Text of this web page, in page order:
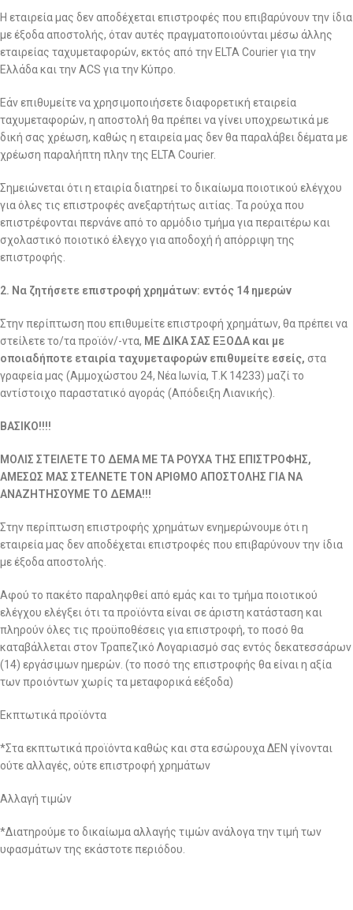
Η εταιρεία μας δεν αποδέχεται επιστροφές που επιβαρύνουν την ίδια
με έξοδα αποστολής, όταν αυτές πραγματοποιούνται μέσω άλλης
εταιρείας ταχυμεταφορών, εκτός από την ELTA Courier για την
Ελλάδα και την ACS για την Κύπρο.
Εάν επιθυμείτε να χρησιμοποιήσετε διαφορετική εταιρεία
ταχυμεταφορών, η αποστολή θα πρέπει να γίνει υποχρεωτικά με
δική σας χρέωση, καθώς η εταιρεία μας δεν θα παραλάβει δέματα με
χρέωση παραλήπτη πλην της ELTA Courier.
Σημειώνεται ότι η εταιρία διατηρεί το δικαίωμα ποιοτικού ελέγχου
για όλες τις επιστροφές ανεξαρτήτως αιτίας. Τα ρούχα που
επιστρέφονται περνάνε από το αρμόδιο τμήμα για περαιτέρω και
σχολαστικό ποιοτικό έλεγχο για αποδοχή ή απόρριψη της
επιστροφής.
2. Να ζητήσετε επιστροφή χρημάτων: εντός 14 ημερών
Στην περίπτωση που επιθυμείτε επιστροφή χρημάτων, θα πρέπει να
στείλετε το/τα προϊόν/-ντα, ΜΕ ΔΙΚΑ ΣΑΣ ΕΞΟΔΑ και με
οποιαδήποτε εταιρία ταχυμεταφορών επιθυμείτε εσείς, στα
γραφεία μας (Αμμοχώστου 24, Νέα Ιωνία, Τ.Κ 14233) μαζί το
αντίστοιχο παραστατικό αγοράς (Απόδειξη Λιανικής).
ΒΑΣΙΚΟ!!!!
ΜΟΛΙΣ ΣΤΕΙΛΕΤΕ ΤΟ ΔΕΜΑ ΜΕ ΤΑ ΡΟΥΧΑ ΤΗΣ ΕΠΙΣΤΡΟΦΗΣ,
ΑΜΕΣΩΣ ΜΑΣ ΣΤΕΛΝΕΤΕ ΤΟΝ ΑΡΙΘΜΟ ΑΠΟΣΤΟΛΗΣ ΓΙΑ ΝΑ
ΑΝΑΖΗΤΗΣΟΥΜΕ ΤΟ ΔΕΜΑ!!!
Στην περίπτωση επιστροφής χρημάτων ενημερώνουμε ότι η
εταιρεία μας δεν αποδέχεται επιστροφές που επιβαρύνουν την ίδια
με έξοδα αποστολής.
Αφού το πακέτο παραληφθεί από εμάς και το τμήμα ποιοτικού
ελέγχου ελέγξει ότι τα προϊόντα είναι σε άριστη κατάσταση και
πληρούν όλες τις προϋποθέσεις για επιστροφή, το ποσό θα
καταβάλλεται στον Τραπεζικό Λογαριασμό σας εντός δεκατεσσάρων
(14) εργάσιμων ημερών. (το ποσό της επιστροφής θα είναι η αξία
των προιόντων χωρίς τα μεταφορικά εέξοδα)
Εκπτωτικά προϊόντα
*Στα εκπτωτικά προϊόντα καθώς και στα εσώρουχα ΔΕΝ γίνονται
ούτε αλλαγές, ούτε επιστροφή χρημάτων
Αλλαγή τιμών
*Διατηρούμε το δικαίωμα αλλαγής τιμών ανάλογα την τιμή των
υφασμάτων της εκάστοτε περιόδου.